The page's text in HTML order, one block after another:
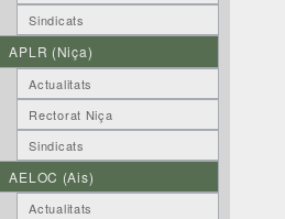
Sindicats
APLR (Niça)
Actualitats
Rectorat Niça
Sindicats
AELOC (Ais)
Actualitats